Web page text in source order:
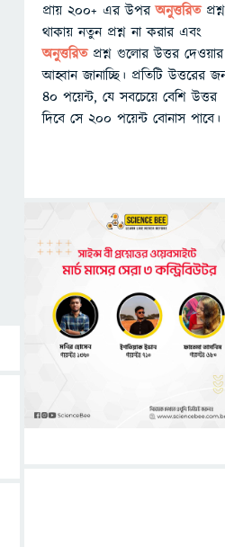
প্রায় ২০০+ এর উপরঅনুত্তরিতপ্রশ্ন
থাকায় নতুন প্রশ্ন না করার এবং
অনুত্তরিত প্রশ্ন গুলোর উত্তর দেওয়ার
আহ্বান জানাচ্ছি। প্রতিটি উত্তরের
৪০ পয়েন্ট, যে সবচেয়ে বেশি উত্তর
দিবে সে ২০০ পয়েন্ট বোনাস পাবে।